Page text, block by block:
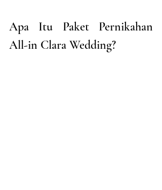
Apa Itu Paket Pernikahan
All-in Clara Wedding?